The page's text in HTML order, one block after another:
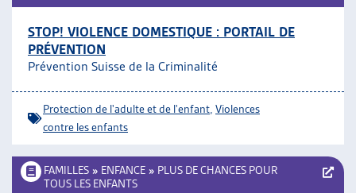
STOP! VIOLENCE DOMESTIQUE : PORTAIL DE
PRÉVENTION
Prévention Suisse de la Criminalité
Protection de l'adulte et de l'enfant Violences
contre les enfants
FAMILLES » ENFANCE » PLUS DE CHANCES POUR
TOUS LES ENFANTS